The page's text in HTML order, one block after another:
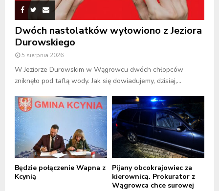
Dwóch nastolatków wyłowiono z Jeziora
Durowskiego
5 sierpnia 2026
W Jeziorze Durowskim w Wągrowcu dwóch chłopców
zniknęło pod taflą wody. Jak się dowiadujemy, dzisiaj,...
Będzie połączenie Wapna z
Kcynią
Pijany obcokrajowiec za
kierownicą. Prokurator z
Wągrowca chce surowej